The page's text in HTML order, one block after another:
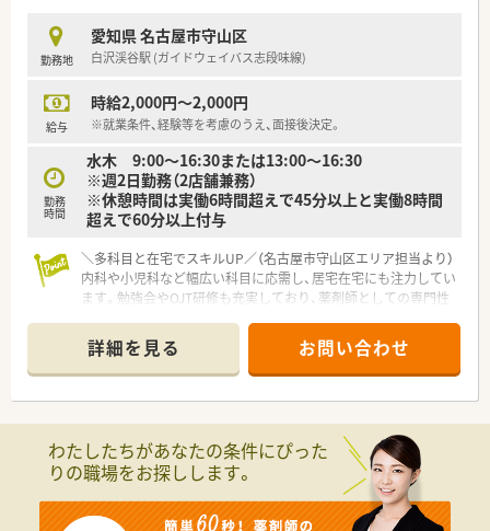
ッズが展示されるなど地域密着型の企業です。
【職場環境と雰囲気】
力し合いながら和やかな雰囲気で働いています。
■約600品目の医薬品を採用しており、複数科目を取り扱うため
■お休みが取りやすくスタッフ同士の距離感も近いため、風通し
が良くコミュニケーションが活発な職場です。
【こんな方が活躍中】
鑽を怠らず意欲的に学ばれる方が活躍しています。
■患者様とのコミュニケーションを大切にし、丁寧な服薬指導や
健康相談を心がけているスタッフが活躍中です。
■柔軟な働き方が可能な環境を活かして、プライベートやご家庭
との両立を図りながら働く方が多く在籍しています。
勤務地
愛知県 名古屋市守山区
白沢渓谷駅 (ガイドウェイバス志段味線)
給与
時給2,000円～2,000円
※就業条件、経験等を考慮のうえ、面接後決定。
勤務
時間
水木 9:00～16:30または13:00～16:30
※週2日勤務（2店舗兼務）
※休憩時間は実働6時間超えで45分以上と実働8時間
超えで60分以上付与
＼多科目と在宅でスキルUP／（名古屋市守山区エリア担当より）
内科や小児科など幅広い科目に応需し、居宅在宅にも注力してい
ます。勉強会やOJT研修も充実しており、薬剤師としての専門性
【店舗情報と応需状況について】
■ガイドウェイバス志段味線の白沢渓谷駅から徒歩14分の立地
で、マイカー通勤のご相談も可能な店舗です。
日あたり平均20から30枚ほど受け付けています。
■外来対応だけでなく居宅の患者様へ向けた在宅業務にも注力
しており、地域医療に深く貢献できる環境です。
【法人特徴について】
詳細を見る お問い合わせ
わたしたちがあなたの条件にぴった
りの職場をお探しします。